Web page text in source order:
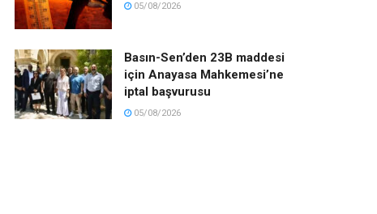
05/08/2026
Basın-Sen’den 23B maddesi
için Anayasa Mahkemesi’ne
iptal başvurusu
05/08/2026